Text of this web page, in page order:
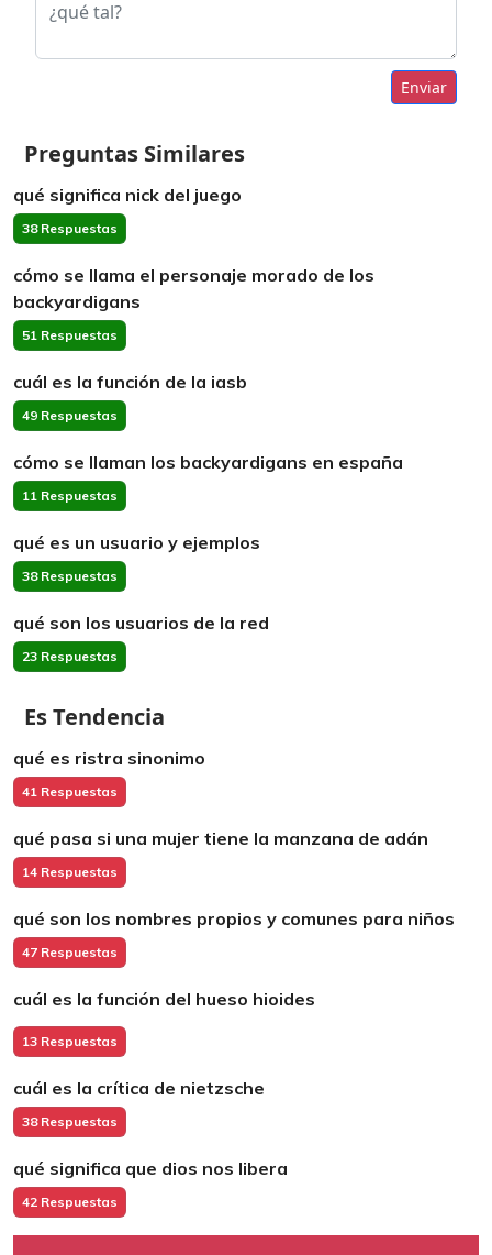
Enviar
Preguntas Similares
qué significa nick del juego
38 Respuestas
cómo se llama el personaje morado de los
backyardigans
51 Respuestas
cuál es la función de la iasb
49 Respuestas
cómo se llaman los backyardigans en españa
11 Respuestas
qué es un usuario y ejemplos
38 Respuestas
qué son los usuarios de la red
23 Respuestas
Es Tendencia
qué es ristra sinonimo
41 Respuestas
qué pasa si una mujer tiene la manzana de adán
14 Respuestas
qué son los nombres propios y comunes para niños
47 Respuestas
cuál es la función del hueso hioides
13 Respuestas
cuál es la crítica de nietzsche
38 Respuestas
qué significa que dios nos libera
42 Respuestas